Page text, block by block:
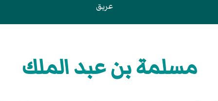
عريق
مسلمة بن عبد الملك